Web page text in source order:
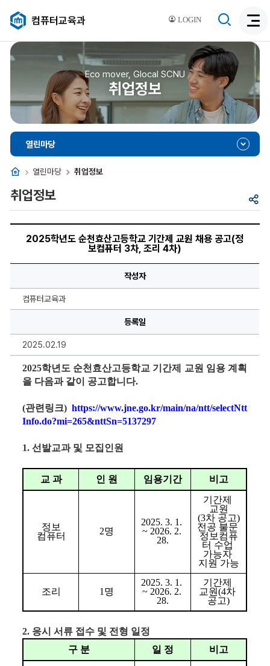
LOGIN
컴퓨터교육과
색
활
성
색
Eco mover, Glocal SCNU
취업정보
홈 열린마당 취업정보
열린마당
공
취업정보
순
산
교
2025학년도 순천효산고등학교 기간제 교원 채용 공고(정
보컴퓨터 3차, 조리 4차)
작성자
컴퓨터교육과
등록일
2025.02.19
2025학년도 순천효산고등학교 기간제 교원 임용 계획
을 다음과 같이 공고합니다.
(관련링크) https://www.jne.go.kr/main/na/ntt/selectNtt
Info.do?mi=265&nttSn=5137297
1. 선발교과 및 모집인원
교 과 인 원 임용기간 비고
정보
컴퓨터
2명
2025. 3. 1.
~ 2026. 2.
28.
기간제
교원
(3차 공고)
전공 불문
정보컴퓨
터 수업
가능자
지원 가능
조리 1 명
2025. 3. 1.
~ 2026. 2.
28.
기간제
교원(4차
공고)
2. 응시 서류 접수 및 전형 일정
구 분
일 정 비고